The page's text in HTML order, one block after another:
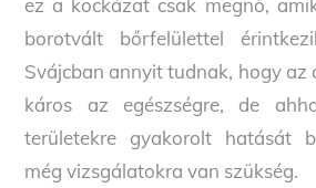
ez a kockázat csak megnő,
borotvált bőrfelülettel
Svájcban annyit tudnak, hogy az
káros az egészségre, de
területekre gyakorolt hatását
még vizsgálatokra van szükség.